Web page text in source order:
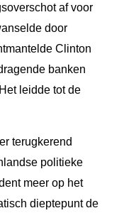
af voor
door
Clinton
banken
leidde tot de
terugkerend
politieke
meer op het
dieptepunt de